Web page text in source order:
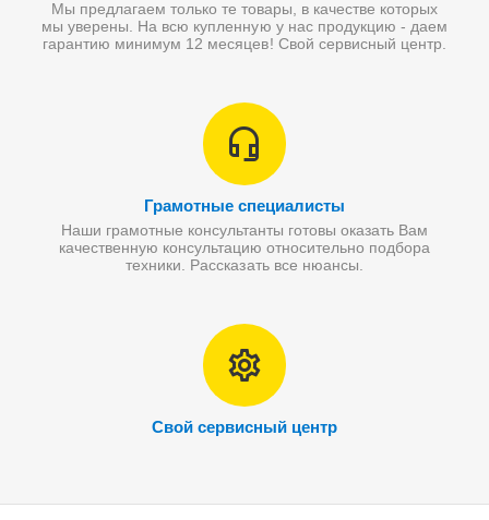
Мы предлагаем только те товары, в качестве которых
мы уверены. На всю купленную у нас продукцию - даем
гарантию минимум 12 месяцев! Свой сервисный центр.
Грамотные специалисты
Наши грамотные консультанты готовы оказать Вам
качественную консультацию относительно подбора
техники. Рассказать все нюансы.
Свой сервисный центр